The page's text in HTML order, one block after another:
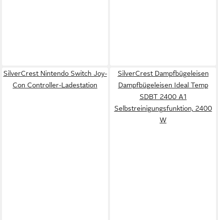
SilverCrest Nintendo Switch Joy-
Con Controller-Ladestation
SilverCrest Dampfbügeleisen
Dampfbügeleisen Ideal Temp
SDBT 2400 A1
Selbstreinigungsfunktion, 2400
W